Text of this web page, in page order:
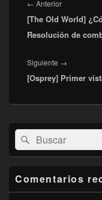
de
entradas
← AnteriorEntrada
anterior:
[The Old World]
Resolución de
Siguiente →
siguiente:
[Osprey] Primer
El
área
de
lateral
primaria
Buscar
por:
Buscar
Comentarios